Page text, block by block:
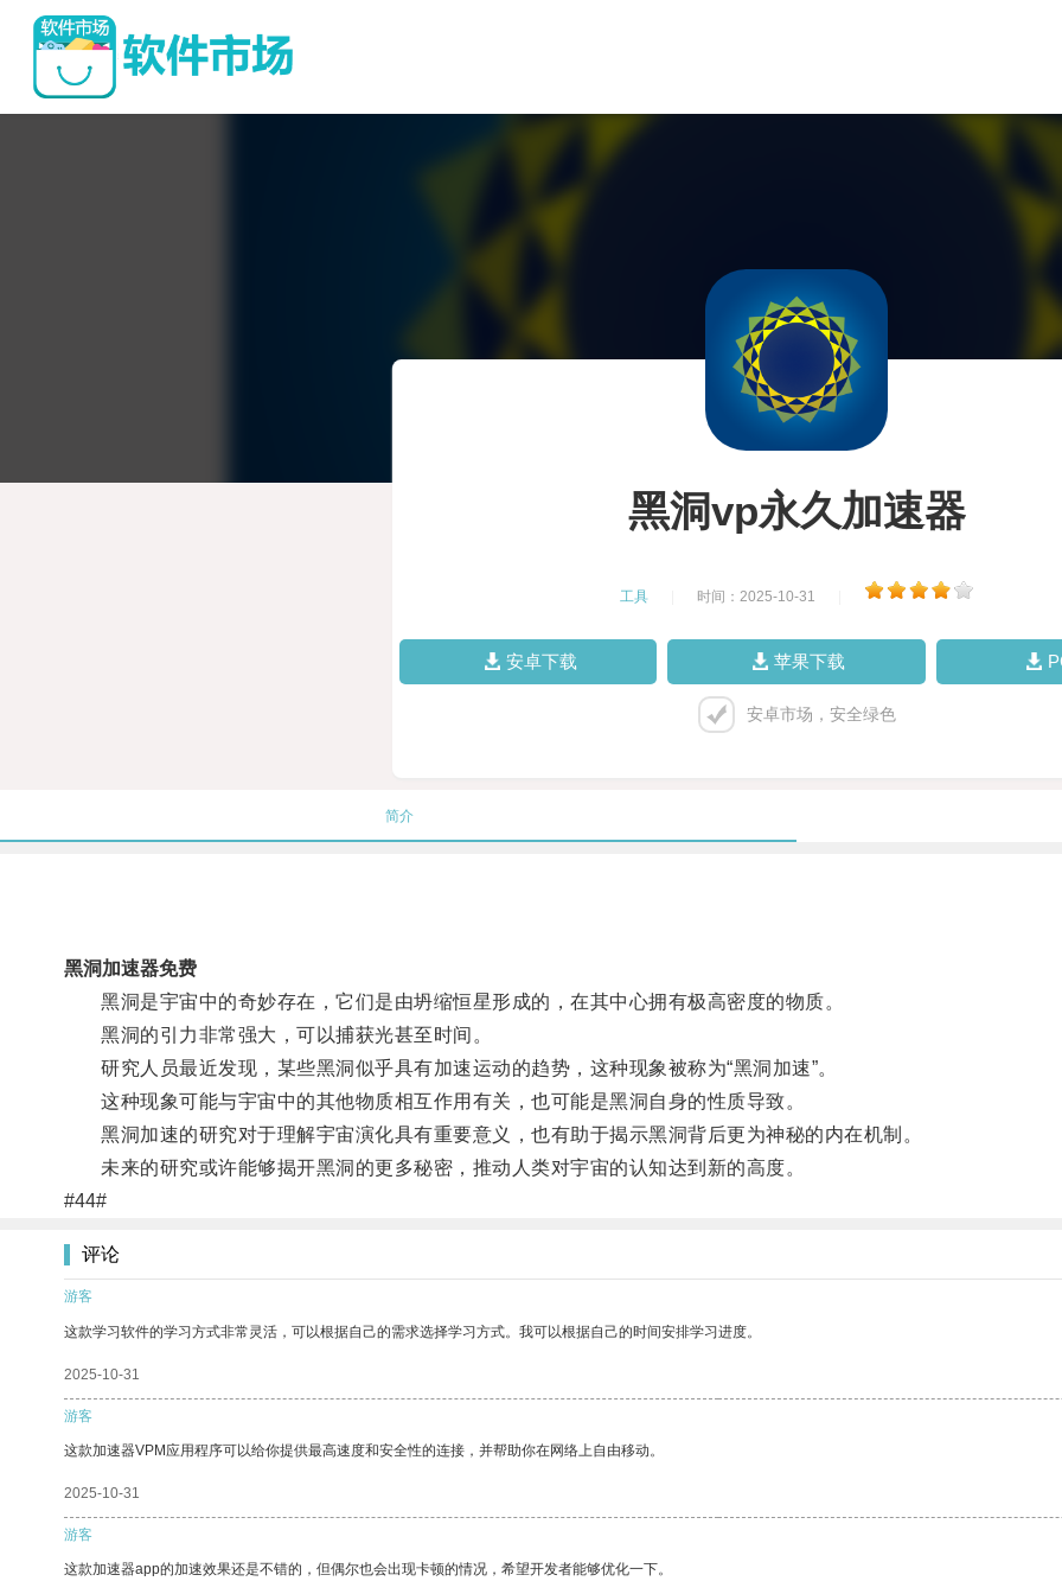
黑洞vp永久加速器
工具 时间：2025-10-31
安卓下载 苹果下载
安卓市场，安全绿色
简介
黑洞加速器免费
黑洞是宇宙中的奇妙存在，它们是由坍缩恒星形成的，在其中心拥有极高密度的物质。
黑洞的引力非常强大，可以捕获光甚至时间。
研究人员最近发现，某些黑洞似乎具有加速运动的趋势，这种现象被称为“黑洞加速”。
这种现象可能与宇宙中的其他物质相互作用有关，也可能是黑洞自身的性质导致。
黑洞加速的研究对于理解宇宙演化具有重要意义，也有助于揭示黑洞背后更为神秘的内在机制。
未来的研究或许能够揭开黑洞的更多秘密，推动人类对宇宙的认知达到新的高度。
#44#
评论
游客
这款学习软件的学习方式非常灵活，可以根据自己的需求选择学习方式。我可以根据自己的时间安排学习进度。
2025-10-31
游客
这款加速器VPM应用程序可以给你提供最高速度和安全性的连接，并帮助你在网络上自由移动。
2025-10-31
游客
这款加速器app的加速效果还是不错的，但偶尔也会出现卡顿的情况，希望开发者能够优化一下。